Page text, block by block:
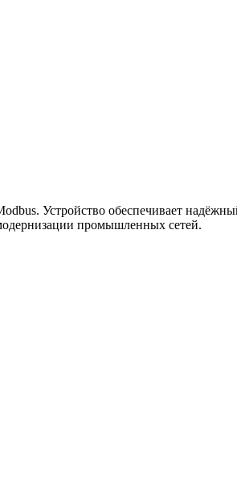
Устройство обеспечивает
промышленных сетей.